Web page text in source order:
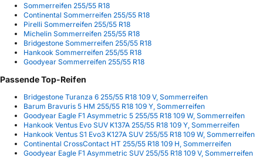
Sommerreifen 255/55 R18
Continental Sommerreifen 255/55 R18
Pirelli Sommerreifen 255/55 R18
Michelin Sommerreifen 255/55 R18
Bridgestone Sommerreifen 255/55 R18
Hankook Sommerreifen 255/55 R18
Goodyear Sommerreifen 255/55 R18
Passende Top-Reifen
Bridgestone Turanza 6 255/55 R18 109 V, Sommerreifen
Barum Bravuris 5 HM 255/55 R18 109 Y, Sommerreifen
Goodyear Eagle F1 Asymmetric 5 255/55 R18 109 W, Sommerreifen
Hankook Ventus Evo SUV K137A 255/55 R18 109 Y, Sommerreifen
Hankook Ventus S1 Evo3 K127A SUV 255/55 R18 109 W, Sommerreifen
Continental CrossContact HT 255/55 R18 109 H, Sommerreifen
Goodyear Eagle F1 Asymmetric SUV 255/55 R18 109 V, Sommerreifen